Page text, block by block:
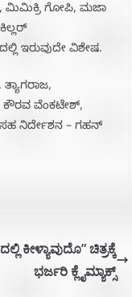
ಮಿಮಿಕ್ರಿ ಗೋಪಿ, ಮಜಾ
ಇರುವುದೇ ವಿಶೇಷ.
ಕೌರವ ವೆಂಕಟೇಶ್,
ಸಹ ನಿರ್ದೇಶನ – ಗಹನ್
ಕೀಳ್ಯಾವುದೊ” ಚಿತ್ರಕ್ಕೆ
ಭರ್ಜರಿ ಕ್ಲೈಮ್ಯಾಕ್ಸ್